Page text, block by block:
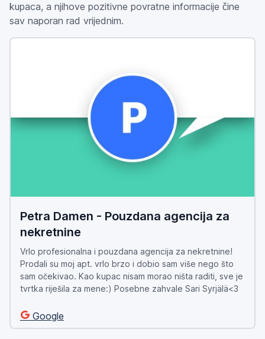
kupaca, a njihove pozitivne povratne informacije čine
sav naporan rad vrijednim.
Petra Damen - Pouzdana agencija za
nekretnine
Vrlo profesionalna i pouzdana agencija za nekretnine!
Prodali su moj apt. vrlo brzo i dobio sam više nego što
sam očekivao. Kao kupac nisam morao ništa raditi, sve je
tvrtka riješila za mene:) Posebne zahvale Sari Syrjälä<3
Google